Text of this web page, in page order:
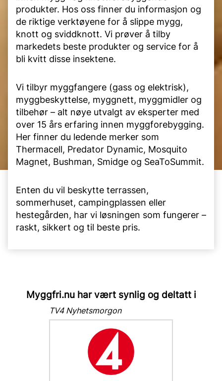
produkter. Hos oss finner du informasjon og
de riktige verktøyene for å slippe mygg,
knott og sviddknott. Vi prøver å tilby
markedets beste produkter og service for å
bli kvitt disse insektene.
Vi tilbyr myggfangere (gass og elektrisk),
myggbeskyttelse, myggnett, myggmidler og
tilbehør – alt nøye utvalgt av eksperter med
over 15 års erfaring innen myggforebygging.
Her finner du ledende merker som
Thermacell, Predator Dynamic, Mosquito
Magnet, Bushman, Smidge og SeaToSummit.
Enten du vil beskytte terrassen,
sommerhuset, campingplassen eller
hestegården, har vi løsningen som fungerer –
raskt, sikkert og til beste pris.
Myggfri.nu har vært synlig og deltatt i
TV4 Nyhetsmorgon